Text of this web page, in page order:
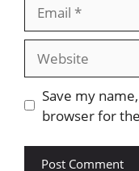
Website
Save my
browser for